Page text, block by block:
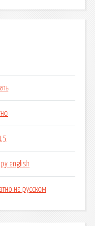
english
на русском